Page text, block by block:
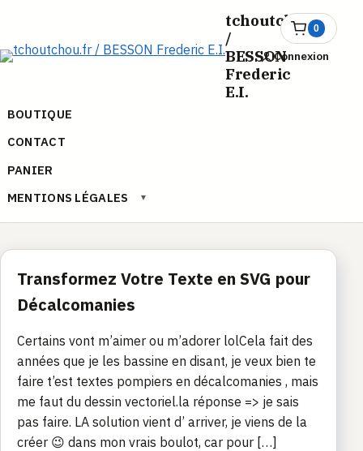
contenu
tchoutchou.fr
/
BESSON
Frederic
E.I.
BOUTIQUE
CONTACT
PANIER
MENTIONS LÉGALES
▾
0
Ouvrir
le
panier
Connexion
Transformez Votre Texte en SVG pour
Décalcomanies
Certains vont m’aimer ou m’adorer lolCela fait des
années que je les bassine en disant, je veux bien te
faire t’est textes pompiers en décalcomanies , mais
me faut du dessin vectoriel.la réponse => je sais
pas faire. LA solution vient d’ arriver, je viens de la
créer 😉 dans mon vrais boulot, car pour […]